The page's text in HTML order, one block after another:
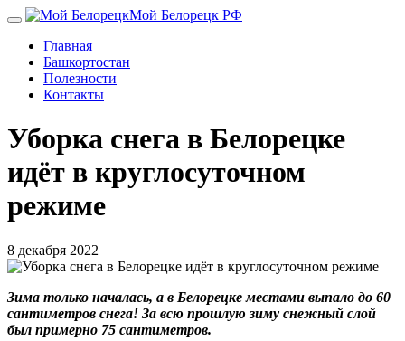
Перейти
основному
содержанию
Мой Белорецк РФ
Главная
Башкортостан
Полезности
Контакты
Уборка снега в Белорецке
идёт в круглосуточном
режиме
8 декабря 2022
Зима только началась, а в Белорецке местами выпало до 60
сантиметров снега! За всю прошлую зиму снежный слой
был примерно 75 сантиметров.